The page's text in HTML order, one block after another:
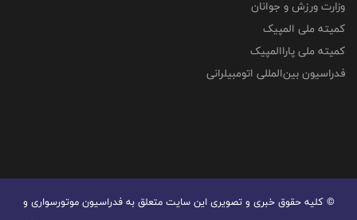
وزارت ورزش و جوانان
کمیته ملی المپیک
کمیته ملی پاراالمپیک
فدراسیون بین‌المللی اتومبیلرانی
© کليه حقوق خبری و تصويری اين سايت متعلق به فدراسیون موتورسواری و